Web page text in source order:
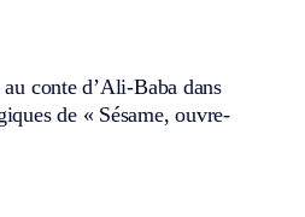
conte d’Ali-Baba dans
de « Sésame, ouvre-